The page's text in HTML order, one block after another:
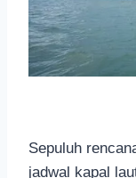
Sepuluh
jadwal kapal